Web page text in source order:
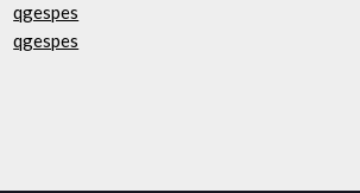
qgespes
qgespes